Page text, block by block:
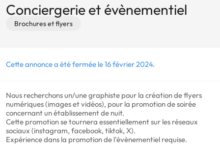
Conciergerie et évènementiel
Brochures et flyers
Cette annonce a été fermée le 16 février 2024.
Nous recherchons un/une graphiste pour la création de flyers
numériques (images et vidéos), pour la promotion de soirée
concernant un établissement de nuit.
Cette promotion se tournera essentiellement sur les réseaux
sociaux (instagram, facebook, tiktok, X).
Expérience dans la promotion de l'évènementiel requise.